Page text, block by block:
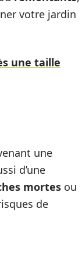
votre jardin
une taille
une
d’une
mortes ou
de